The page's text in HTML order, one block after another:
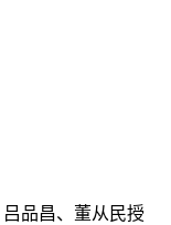
品昌、董从民授